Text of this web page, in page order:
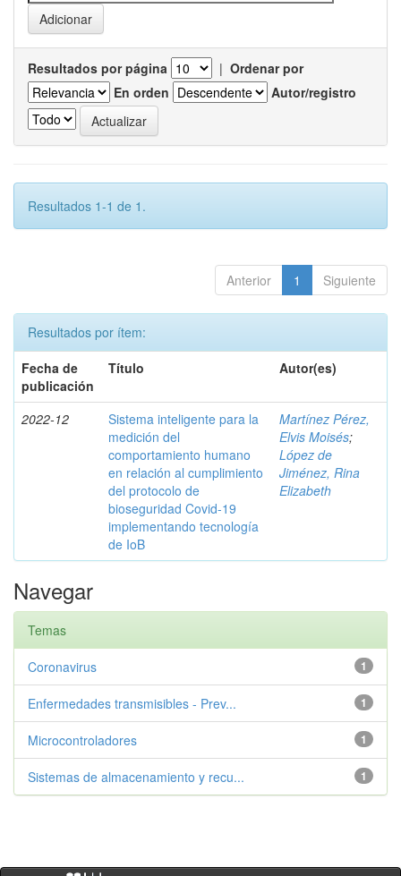
Resultados por página | Ordenar por
En orden
Autor/registro
Resultados 1-1 de 1.
Anterior 1 Siguiente
Resultados por ítem:
Fecha de
publicación
Título Autor(es)
2022-12
Sistema inteligente para la
medición del
comportamiento humano
en relación al cumplimiento
del protocolo de
bioseguridad Covid-19
implementando tecnología
de IoB
Martínez Pérez,
Elvis Moisés;
López de
Jiménez, Rina
Elizabeth
Navegar
Temas
1
Coronavirus
1
Enfermedades transmisibles - Prev...
1
Microcontroladores
1
Sistemas de almacenamiento y recu...